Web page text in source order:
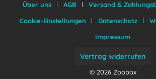
Über uns
AGB
Versand &
Cookie-Einstellungen
Datenschutz
Impressum
Vertrag widerrufen
© 2026 Zoobox